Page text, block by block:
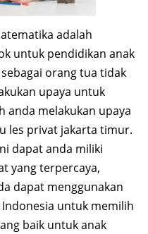
adalah
untuk pendidikan anak
orang tua tidak
upaya untuk
anda melakukan upaya
les privat jakarta timur.
dapat anda miliki
yang terpercaya,
dapat menggunakan
untuk memilih
baik untuk anak